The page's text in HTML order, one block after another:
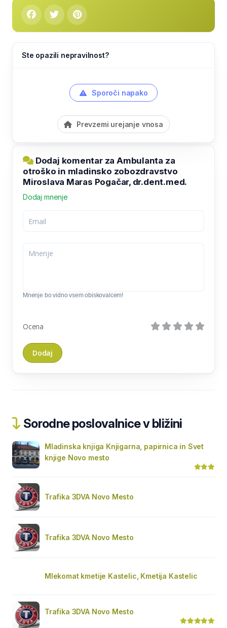
Ste opazili nepravilnost?
Sporoči napako
Prevzemi urejanje vnosa
Dodaj komentar za Ambulanta za
otroško in mladinsko zobozdravstvo
Miroslava Maras Pogačar, dr.dent.med.
Dodaj mnenje
Mnenje bo vidno vsem obiskovalcem!
Ocena
Sorodne poslovalnice v bližini
Mladinska knjiga Knjigarna, papirnica in Svet
knjige Novo mesto
Trafika 3DVA Novo Mesto
Trafika 3DVA Novo Mesto
Mlekomat kmetije Kastelic, Kmetija Kastelic
Trafika 3DVA Novo Mesto